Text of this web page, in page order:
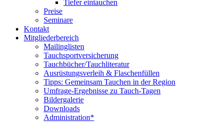
Tiefer eintauchen
Preise
Seminare
Kontakt
Mitgliederbereich
Mailinglisten
Tauchsportversicherung
Tauchbücher/Tauchliteratur
Ausrüstungsverleih & Flaschenfüllen
Tipps: Gemeinsam Tauchen in der Region
Umfrage-Ergebnisse zu Tauch-Tagen
Bildergalerie
Downloads
Administration*